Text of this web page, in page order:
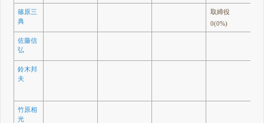
篠原三
典
取締役
0(0%)
佐藤信
弘
鈴木邦
夫
竹原相
光